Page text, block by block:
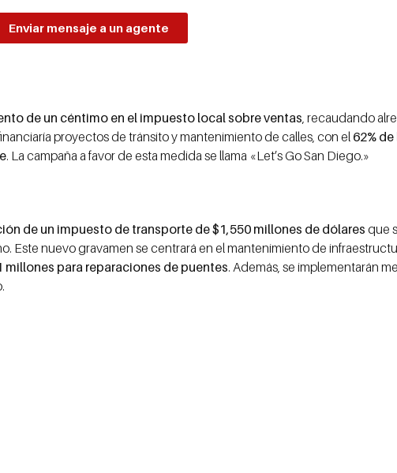
Enviar mensaje a un agente
de un céntimo en el impuesto local sobre ventas, recaudando
proyectos de tránsito y mantenimiento de calles, con el 62% de
. La campaña a favor de esta medida se llama «Let’s Go San Diego.»
de un impuesto de transporte de $1,550 millones de dólares que
Este nuevo gravamen se centrará en el mantenimiento de
para reparaciones de puentes. Además, se implementarán